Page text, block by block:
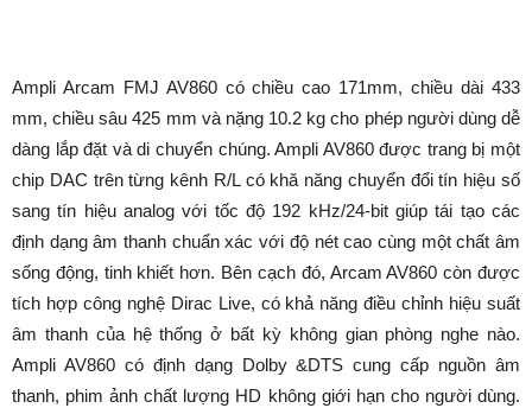
Ampli Arcam FMJ AV860 có chiều cao 171mm, chiều dài 433
mm, chiều sâu 425 mm và nặng 10.2 kg cho phép người dùng dễ
dàng lắp đặt và di chuyển chúng. Ampli AV860 được trang bị một
chip DAC trên từng kênh R/L có khă năng chuyển đổi tín hiệu số
sang tín hiệu analog với tốc độ 192 kHz/24-bit giúp tái tạo các
định dạng âm thanh chuẩn xác với độ nét cao cùng một chất âm
sống động, tinh khiết hơn. Bên cạch đó, Arcam AV860 còn được
tích hợp công nghệ Dirac Live, có khả năng điều chỉnh hiệu suất
âm thanh của hệ thống ở bất kỳ không gian phòng nghe nào.
Ampli AV860 có định dạng Dolby &DTS cung cấp nguồn âm
thanh, phim ảnh chất lượng HD không giới hạn cho người dùng.